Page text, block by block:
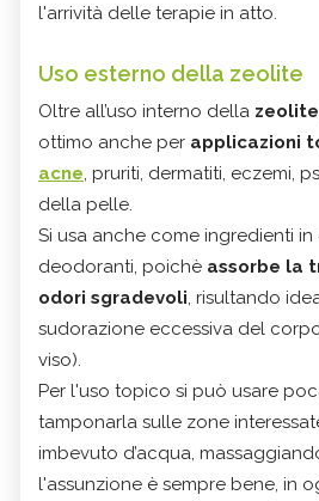
l'arrività delle terapie in atto.
Uso esterno della zeolite
Oltre all’uso interno della zeolite
ottimo anche per applicazioni
acne, pruriti, dermatiti, eczemi,
della pelle.
Si usa anche come ingredienti in
deodoranti, poichè assorbe la
odori sgradevoli, risultando
sudorazione eccessiva del
viso).
Per l'uso topico si può usare
tamponarla sulle zone
imbevuto d’acqua,
l'assunzione è sempre bene, in